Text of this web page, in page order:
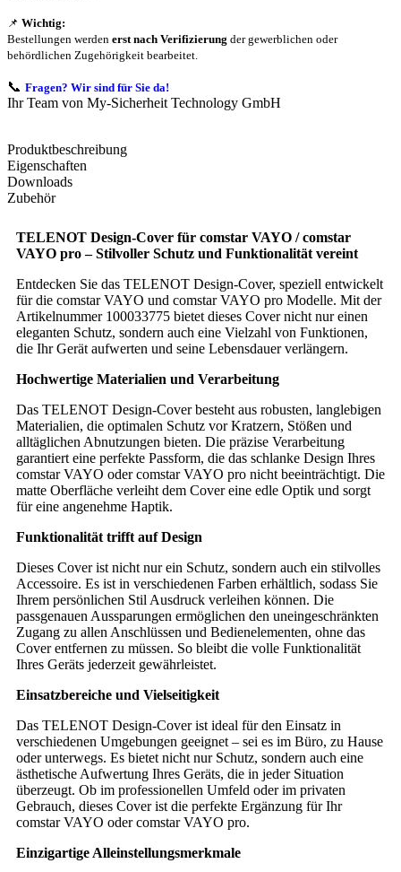
📌 Wichtig:
Bestellungen werden erst nach Verifizierung der gewerblichen oder
behördlichen Zugehörigkeit bearbeitet.
📞 Fragen? Wir sind für Sie da!
Ihr Team von My-Sicherheit Technology GmbH
Produktbeschreibung
Eigenschaften
Downloads
Zubehör
TELENOT Design-Cover für comstar VAYO / comstar
VAYO pro – Stilvoller Schutz und Funktionalität vereint
Entdecken Sie das TELENOT Design-Cover, speziell entwickelt
für die comstar VAYO und comstar VAYO pro Modelle. Mit der
Artikelnummer 100033775 bietet dieses Cover nicht nur einen
eleganten Schutz, sondern auch eine Vielzahl von Funktionen,
die Ihr Gerät aufwerten und seine Lebensdauer verlängern.
Hochwertige Materialien und Verarbeitung
Das TELENOT Design-Cover besteht aus robusten, langlebigen
Materialien, die optimalen Schutz vor Kratzern, Stößen und
alltäglichen Abnutzungen bieten. Die präzise Verarbeitung
garantiert eine perfekte Passform, die das schlanke Design Ihres
comstar VAYO oder comstar VAYO pro nicht beeinträchtigt. Die
matte Oberfläche verleiht dem Cover eine edle Optik und sorgt
für eine angenehme Haptik.
Funktionalität trifft auf Design
Dieses Cover ist nicht nur ein Schutz, sondern auch ein stilvolles
Accessoire. Es ist in verschiedenen Farben erhältlich, sodass Sie
Ihrem persönlichen Stil Ausdruck verleihen können. Die
passgenauen Aussparungen ermöglichen den uneingeschränkten
Zugang zu allen Anschlüssen und Bedienelementen, ohne das
Cover entfernen zu müssen. So bleibt die volle Funktionalität
Ihres Geräts jederzeit gewährleistet.
Einsatzbereiche und Vielseitigkeit
Das TELENOT Design-Cover ist ideal für den Einsatz in
verschiedenen Umgebungen geeignet – sei es im Büro, zu Hause
oder unterwegs. Es bietet nicht nur Schutz, sondern auch eine
ästhetische Aufwertung Ihres Geräts, die in jeder Situation
überzeugt. Ob im professionellen Umfeld oder im privaten
Gebrauch, dieses Cover ist die perfekte Ergänzung für Ihr
comstar VAYO oder comstar VAYO pro.
Einzigartige Alleinstellungsmerkmale